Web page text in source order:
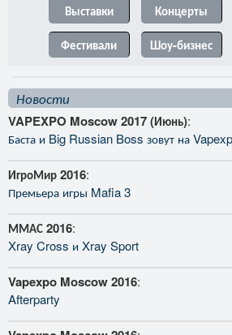
Выставки Концерты
Фестивали
Шоу-бизнес
Новости
VAPEXPO Moscow 2017 (Июнь):
Баста и Big Russian Boss зовут на
ИгроМир 2016:
Премьера игры Mafia 3
ММАС 2016:
Xray Cross и Xray Sport
Vapexpo Moscow 2016:
Afterparty